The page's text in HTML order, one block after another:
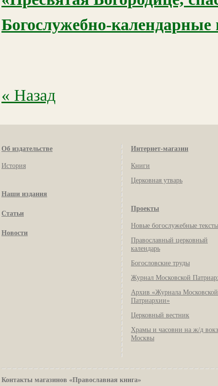
Богослужебно-календарные
« Назад
Об издательстве
История
Наши издания
Статьи
Новости
Интернет-магазин
Книги
Церковная утварь
Проекты
Новые богослужебные тексты
Православный церковный
календарь
Богословские труды
Журнал Московской
Архив «Журнала Московской
Патриархии»
Церковный вестник
Храмы и часовни на ж/д
Москвы
Контакты магазинов «Православная книга»